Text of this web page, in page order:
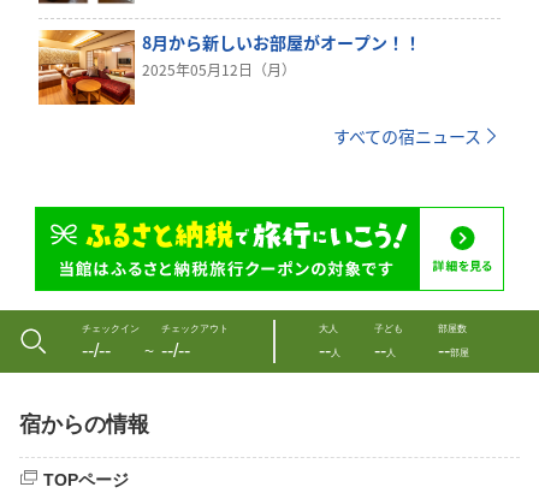
8月から新しいお部屋がオープン！！
2025年05月12日（月）
すべての宿ニュース
チェックイン
--/-- 〜
チェックアウト
--/--
大人
--人
子ども
--人
部屋数
--部屋
宿からの情報
TOPページ